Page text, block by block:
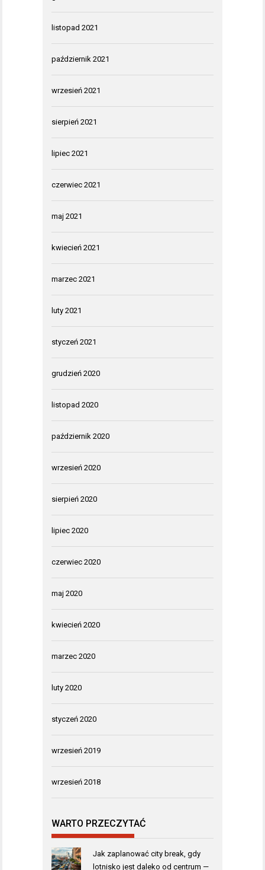
listopad 2021
październik 2021
wrzesień 2021
sierpień 2021
lipiec 2021
czerwiec 2021
maj 2021
kwiecień 2021
marzec 2021
luty 2021
styczeń 2021
grudzień 2020
listopad 2020
październik 2020
wrzesień 2020
sierpień 2020
lipiec 2020
czerwiec 2020
maj 2020
kwiecień 2020
marzec 2020
luty 2020
styczeń 2020
wrzesień 2019
wrzesień 2018
WARTO PRZECZYTAĆ
Jak zaplanować city break, gdy
lotnisko jest daleko od centrum —